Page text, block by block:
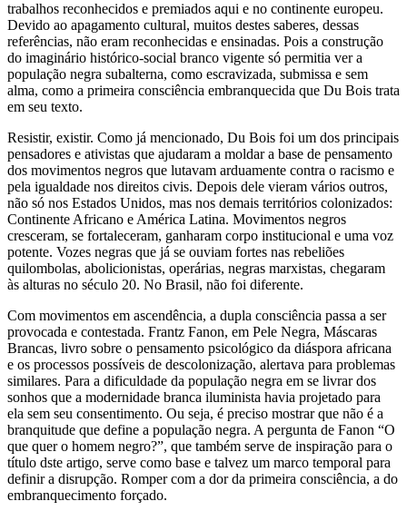
trabalhos reconhecidos e premiados aqui e no continente europeu.
Devido ao apagamento cultural, muitos destes saberes, dessas
referências, não eram reconhecidas e ensinadas. Pois a construção
do imaginário histórico-social branco vigente só permitia ver a
população negra subalterna, como escravizada, submissa e sem
alma, como a primeira consciência embranquecida que Du Bois trata
em seu texto.
Resistir, existir. Como já mencionado, Du Bois foi um dos principais
pensadores e ativistas que ajudaram a moldar a base de pensamento
dos movimentos negros que lutavam arduamente contra o racismo e
pela igualdade nos direitos civis. Depois dele vieram vários outros,
não só nos Estados Unidos, mas nos demais territórios colonizados:
Continente Africano e América Latina. Movimentos negros
cresceram, se fortaleceram, ganharam corpo institucional e uma voz
potente. Vozes negras que já se ouviam fortes nas rebeliões
quilombolas, abolicionistas, operárias, negras marxistas, chegaram
às alturas no século 20. No Brasil, não foi diferente.
Com movimentos em ascendência, a dupla consciência passa a ser
provocada e contestada. Frantz Fanon, em Pele Negra, Máscaras
Brancas, livro sobre o pensamento psicológico da diáspora africana
e os processos possíveis de descolonização, alertava para problemas
similares. Para a dificuldade da população negra em se livrar dos
sonhos que a modernidade branca iluminista havia projetado para
ela sem seu consentimento. Ou seja, é preciso mostrar que não é a
branquitude que define a população negra. A pergunta de Fanon “O
que quer o homem negro?”, que também serve de inspiração para o
título dste artigo, serve como base e talvez um marco temporal para
definir a disrupção. Romper com a dor da primeira consciência, a do
embranquecimento forçado.